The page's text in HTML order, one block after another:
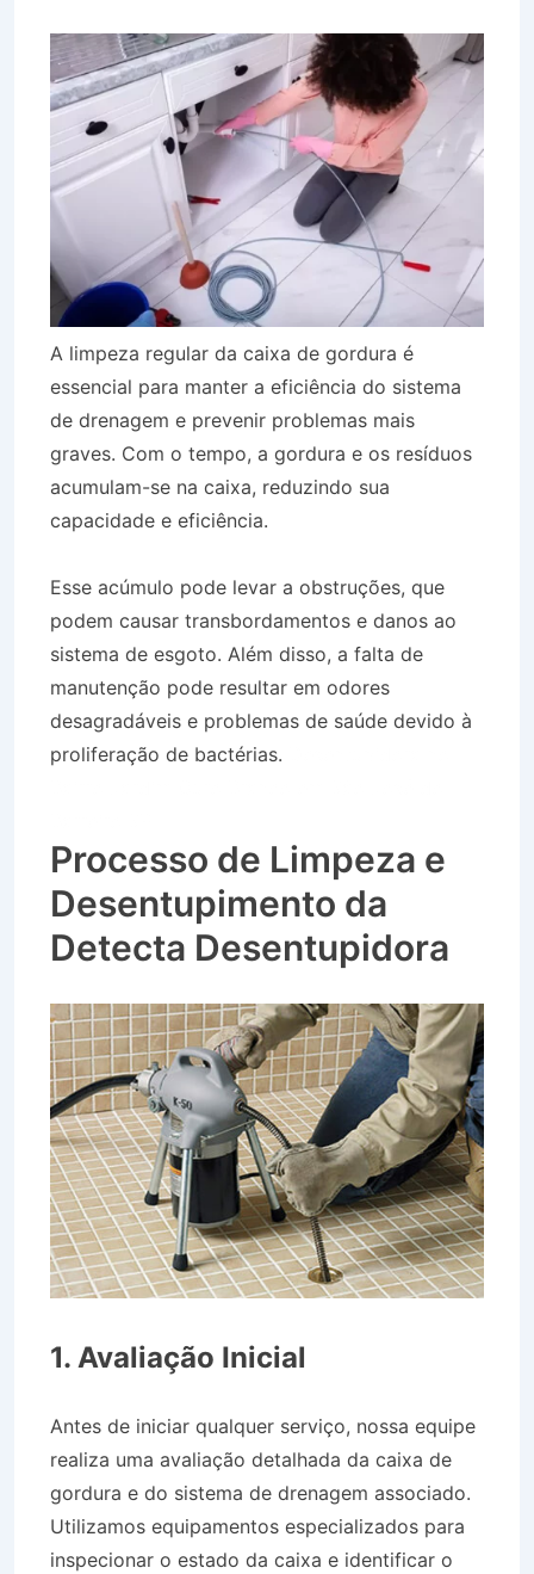
A limpeza regular da caixa de gordura é
essencial para manter a eficiência do sistema
de drenagem e prevenir problemas mais
graves. Com o tempo, a gordura e os resíduos
acumulam-se na caixa, reduzindo sua
capacidade e eficiência.
Esse acúmulo pode levar a obstruções, que
podem causar transbordamentos e danos ao
sistema de esgoto. Além disso, a falta de
manutenção pode resultar em odores
desagradáveis e problemas de saúde devido à
proliferação de bactérias.
Processo de Limpeza e
Desentupimento da
Detecta Desentupidora
1. Avaliação Inicial
Antes de iniciar qualquer serviço, nossa equipe
realiza uma avaliação detalhada da caixa de
gordura e do sistema de drenagem associado.
Utilizamos equipamentos especializados para
inspecionar o estado da caixa e identificar o